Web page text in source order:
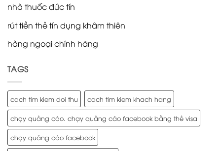
nhà thuốc đức tín
rút tiền thẻ tín dụng khâm thiên
hàng ngoại chính hãng
TAGS
cach tim kiem doi thu cach tim kiem khach hang
chạy quảng cáo. chạy quảng cáo facebook bằng thẻ visa
chạy quảng cáo facebook